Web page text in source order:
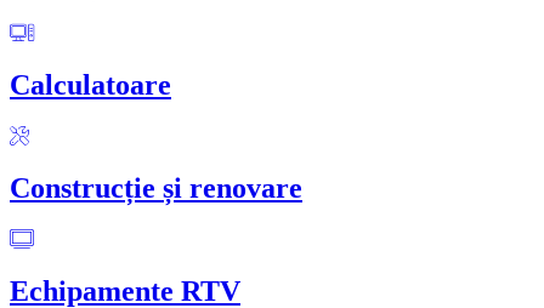
Calculatoare
Construcție și renovare
Echipamente RTV